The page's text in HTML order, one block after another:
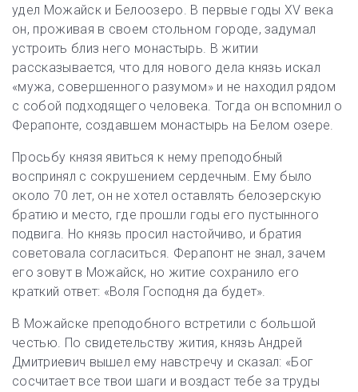
удел Можайск и Белоозеро. В первые годы XV века
он, проживая в своем стольном городе, задумал
устроить близ него монастырь. В житии
рассказывается, что для нового дела князь искал
«мужа, совершенного разумом» и не находил рядом
с собой подходящего человека. Тогда он вспомнил о
Ферапонте, создавшем монастырь на Белом озере.
Просьбу князя явиться к нему преподобный
воспринял с сокрушением сердечным. Ему было
около 70 лет, он не хотел оставлять белозерскую
братию и место, где прошли годы его пустынного
подвига. Но князь просил настойчиво, и братия
советовала согласиться. Ферапонт не знал, зачем
его зовут в Можайск, но житие сохранило его
краткий ответ: «Воля Господня да будет».
В Можайске преподобного встретили с большой
честью. По свидетельству жития, князь Андрей
Дмитриевич вышел ему навстречу и сказал: «Бог
сосчитает все твои шаги и воздаст тебе за труды